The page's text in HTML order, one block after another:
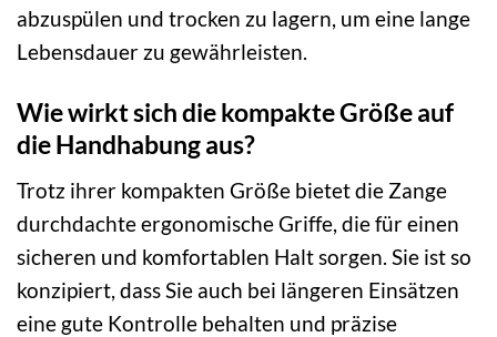
abzuspülen und trocken zu lagern, um eine lange
Lebensdauer zu gewährleisten.
Wie wirkt sich die kompakte Größe auf
die Handhabung aus?
Trotz ihrer kompakten Größe bietet die Zange
durchdachte ergonomische Griffe, die für einen
sicheren und komfortablen Halt sorgen. Sie ist so
konzipiert, dass Sie auch bei längeren Einsätzen
eine gute Kontrolle behalten und präzise